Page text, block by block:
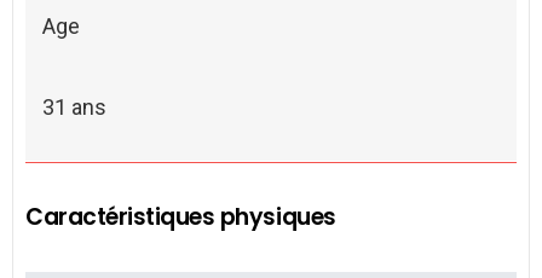
Age
31 ans
Caractéristiques physiques